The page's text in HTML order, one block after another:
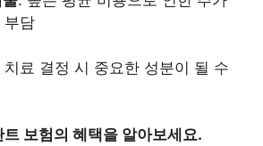
부담
료 결정 시 중요한 성분이 될 수
보험의 혜택을 알아보세요.